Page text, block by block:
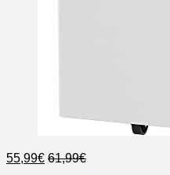
55,99€ 61,99€